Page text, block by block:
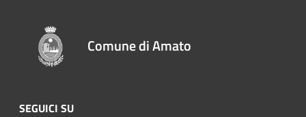
Comune di Amato
SEGUICI SU